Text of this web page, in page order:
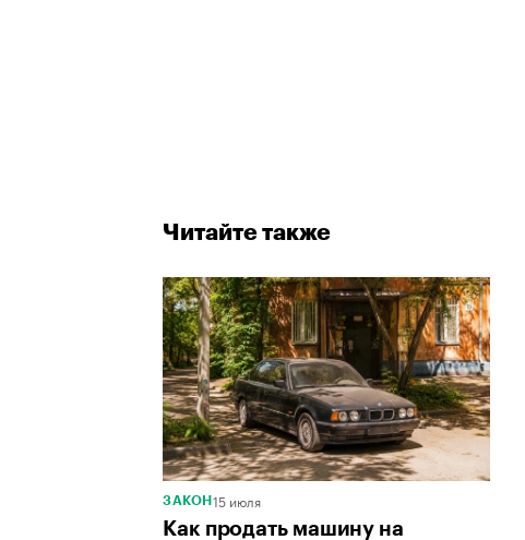
Читайте также
ЗАКОН 15 июля
Как продать машину на